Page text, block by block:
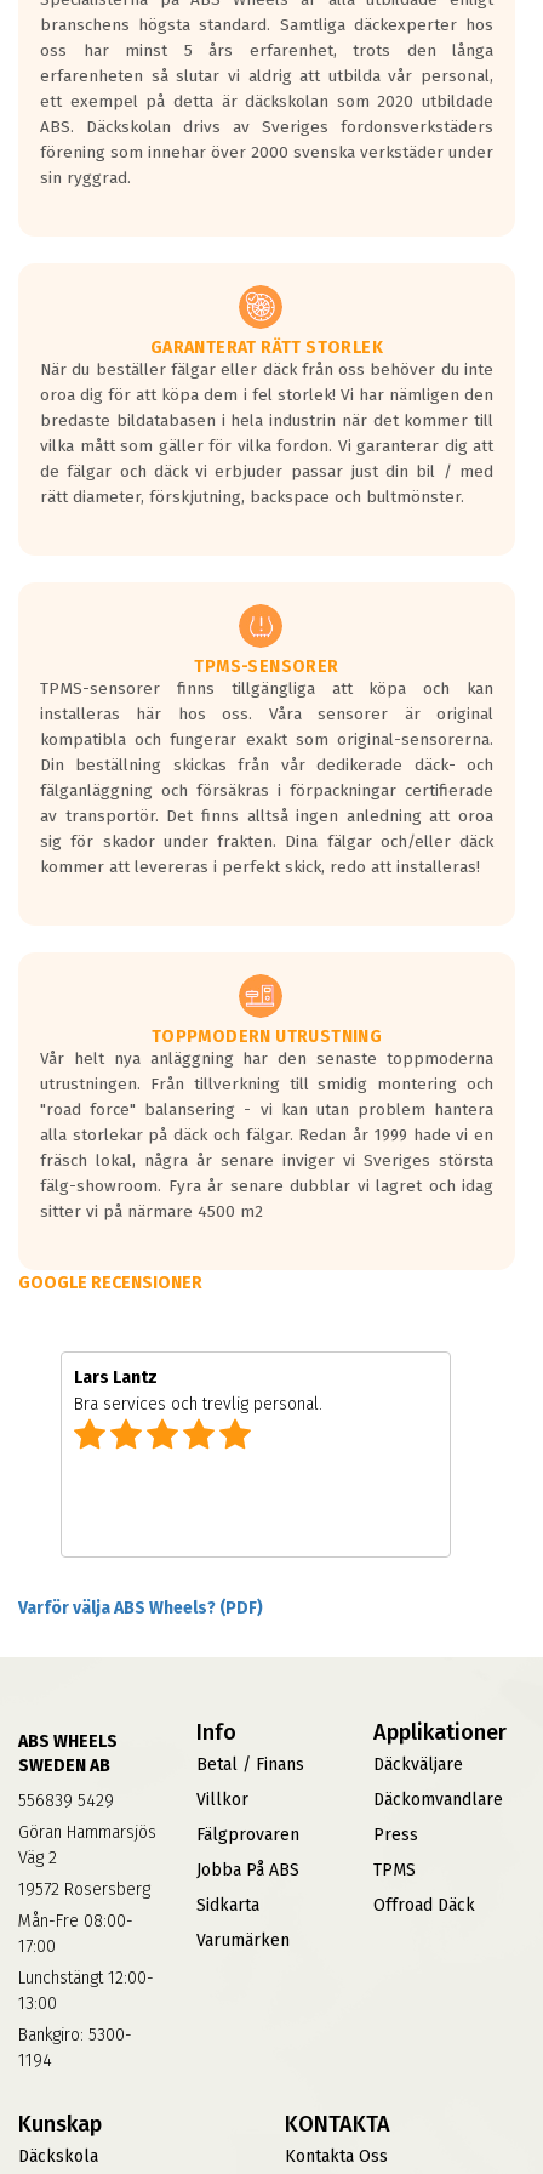
längsta.
Inga D eller G betyg delas ut för
personbilar och lätta lastbilar.
Betyget sätts efter ett test där däcken
skall bromsa in på en väg där det ligger
0.5-1.5 mm vatten.
I 80km/h kommer skillnaden på
Vid körning i över 50km/h brukar
rullmotståndets ljud överträffa
motorljudet.
På däckmärkningen kommer det finnas
en symbol av ett däck med vågar. Hög
bullernivå markeras med svarta vågor
medans de vita vågorna påvisar om det är
ett tyst däck.
regelverket som introduceras år 2016.
Ett däck med två svarta vågor är redan
godkända för år 2016 nya regelverk.
Ett däck med en svart våg kommer vara
minst tre decibel tystare än det
regelverk som börjar gälla 2016.
branschens högsta standard. Samtliga däckexperter hos
oss har minst 5 års erfarenhet, trots den långa
erfarenheten så slutar vi aldrig att utbilda vår personal,
ett exempel på detta är däckskolan som 2020 utbildade
ABS. Däckskolan drivs av Sveriges fordonsverkstäders
förening som innehar över 2000 svenska verkstäder under
sin ryggrad.
GARANTERAT RÄTT STORLEK
När du beställer fälgar eller däck från oss behöver du inte
oroa dig för att köpa dem i fel storlek! Vi har nämligen den
bredaste bildatabasen i hela industrin när det kommer till
vilka mått som gäller för vilka fordon. Vi garanterar dig att
de fälgar och däck vi erbjuder passar just din bil / med
rätt diameter, förskjutning, backspace och bultmönster.
TPMS-SENSORER
TPMS-sensorer finns tillgängliga att köpa och kan
installeras här hos oss. Våra sensorer är original
kompatibla och fungerar exakt som original-sensorerna.
Din beställning skickas från vår dedikerade däck- och
fälganläggning och försäkras i förpackningar certifierade
av transportör. Det finns alltså ingen anledning att oroa
sig för skador under frakten. Dina fälgar och/eller däck
kommer att levereras i perfekt skick, redo att installeras!
TOPPMODERN UTRUSTNING
Vår helt nya anläggning har den senaste toppmoderna
utrustningen. Från tillverkning till smidig montering och
"road force" balansering - vi kan utan problem hantera
alla storlekar på däck och fälgar. Redan år 1999 hade vi en
fräsch lokal, några år senare inviger vi Sveriges största
fälg-showroom. Fyra år senare dubblar vi lagret och idag
sitter vi på närmare 4500 m2
GOOGLE RECENSIONER
Lars Lantz
Bra services och trevlig personal.
Varför välja ABS Wheels? (PDF)
ABS WHEELS
SWEDEN AB
556839 5429
Göran Hammarsjös
Väg 2
19572 Rosersberg
Mån-Fre 08:00-
17:00
Lunchstängt 12:00-
13:00
Bankgiro: 5300-
1194
Info
Betal / Finans
Villkor
Fälgprovaren
Jobba På ABS
Sidkarta
Varumärken
Applikationer
Däckväljare
Däckomvandlare
Press
TPMS
Offroad Däck
Kunskap
Däckskola
KONTAKTA
Kontakta Oss